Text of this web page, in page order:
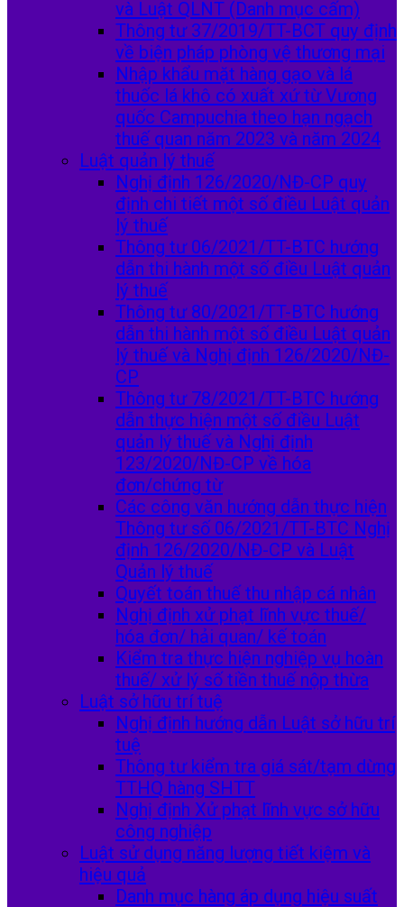
và Luật QLNT (Danh mục cấm)
Thông tư 37/2019/TT-BCT quy định
về biện pháp phòng vệ thương mại
Nhập khẩu mặt hàng gạo và lá
thuốc lá khô có xuất xứ từ Vương
quốc Campuchia theo hạn ngạch
thuế quan năm 2023 và năm 2024
Luật quản lý thuế
Nghị định 126/2020/NĐ-CP quy
định chi tiết một số điều Luật quản
lý thuế
Thông tư 06/2021/TT-BTC hướng
dẫn thi hành một số điều Luật quản
lý thuế
Thông tư 80/2021/TT-BTC hướng
dẫn thi hành một số điều Luật quản
lý thuế và Nghị định 126/2020/NĐ-
CP
Thông tư 78/2021/TT-BTC hướng
dẫn thực hiện một số điều Luật
quản lý thuế và Nghị định
123/2020/NĐ-CP về hóa
đơn/chứng từ
Các công văn hướng dẫn thực hiện
Thông tư số 06/2021/TT-BTC Nghị
định 126/2020/NĐ-CP và Luật
Quản lý thuế
Quyết toán thuế thu nhập cá nhân
Nghị định xử phạt lĩnh vực thuế/
hóa đơn/ hải quan/ kế toán
Kiểm tra thực hiện nghiệp vụ hoàn
thuế/ xử lý số tiền thuế nộp thừa
Luật sở hữu trí tuệ
Nghị định hướng dẫn Luật sở hữu trí
tuệ
Thông tư kiểm tra giá sát/tạm dừng
TTHQ hàng SHTT
Nghị định Xử phạt lĩnh vực sở hữu
công nghiệp
Luật sử dụng năng lượng tiết kiệm và
hiệu quả
Danh mục hàng áp dụng hiệu suất